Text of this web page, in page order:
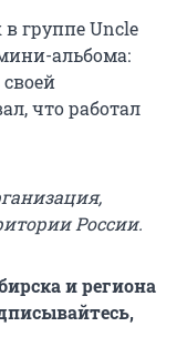
в группе Uncle
альбома:
что работал
России.
и региона